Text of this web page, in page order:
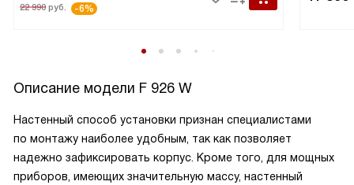
22 990 руб. -6%
Описание модели F 926 W
Настенный способ установки признан специалистами
по монтажу наиболее удобным, так как позволяет
надежно зафиксировать корпус. Кроме того, для мощных
приборов, имеющих значительную массу, настенный